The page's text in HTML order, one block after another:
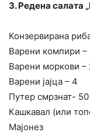
3. Редена салата
Конзервирана
Варени компири –
Варени моркови –
Варени јајца – 4
Путер смрзнат- 50
Кашкавал (или
Мајонез